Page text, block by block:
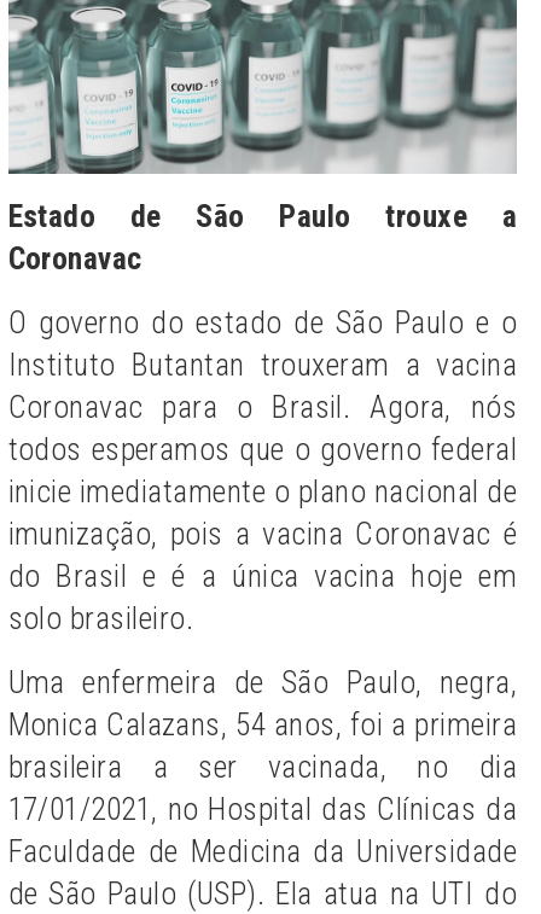
Estado de São Paulo trouxe a
Coronavac
O governo do estado de São Paulo e o
Instituto Butantan trouxeram a vacina
Coronavac para o Brasil. Agora, nós
todos esperamos que o governo federal
inicie imediatamente o plano nacional de
imunização, pois a vacina Coronavac é
do Brasil e é a única vacina hoje em
solo brasileiro.
Uma enfermeira de São Paulo, negra,
Monica Calazans, 54 anos, foi a primeira
brasileira a ser vacinada, no dia
17/01/2021, no Hospital das Clínicas da
Faculdade de Medicina da Universidade
de São Paulo (USP). Ela atua na UTI do